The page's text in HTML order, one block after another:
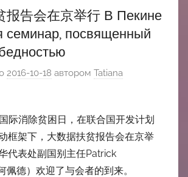
报告会在京举行 В Пекине
семинар, посвященный
2016-10-18 автором Tatiana
际消除贫困日，在联合国开发计划
框架下，大数据扶贫报告会在京举
代表处副国别主任Patrick
佩德）欢迎了与会者的到来。